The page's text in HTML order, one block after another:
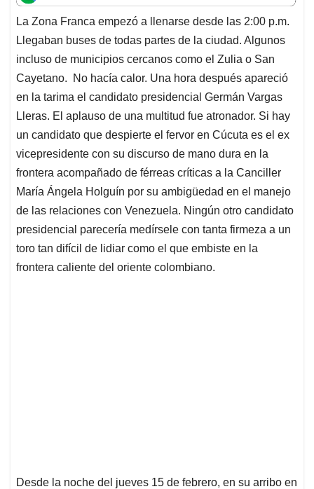
t
s
A
p
p
e
b
o
o
k
k
e
d
I
n
i
l
e
a
d
s
La Zona Franca empezó a llenarse desde las 2:00 p.m.
Llegaban buses de todas partes de la ciudad. Algunos
incluso de municipios cercanos como el Zulia o San
Cayetano. No hacía calor. Una hora después apareció
en la tarima el candidato presidencial Germán Vargas
Lleras. El aplauso de una multitud fue atronador. Si hay
un candidato que despierte el fervor en Cúcuta es el ex
vicepresidente con su discurso de mano dura en la
frontera acompañado de férreas críticas a la Canciller
María Ángela Holguín por su ambigüedad en el manejo
de las relaciones con Venezuela. Ningún otro candidato
presidencial parecería medírsele con tanta firmeza a un
toro tan difícil de lidiar como el que embiste en la
frontera caliente del oriente colombiano.
Desde la noche del jueves 15 de febrero, en su arribo en